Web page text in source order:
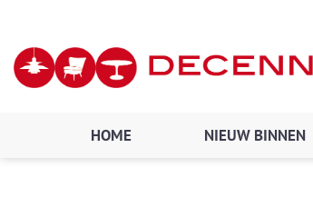
inhoud
HOME NIEUW BINNEN